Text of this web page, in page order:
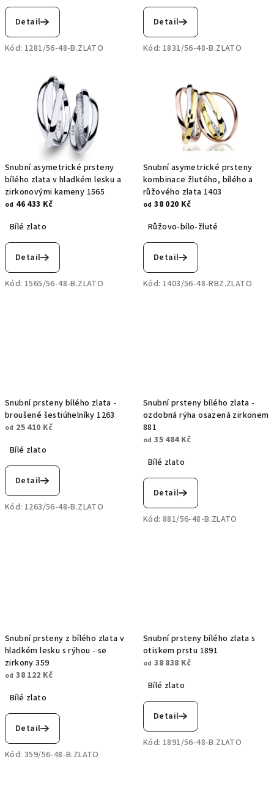
Detail
Kód: 1281/56-48-B.ZLATO
Detail
Kód: 1831/56-48-B.ZLATO
Snubní asymetrické prsteny
bílého zlata v hladkém lesku a
zirkonovými kameny 1565
od 46 433 Kč
Bílé zlato
Detail
Kód: 1565/56-48-B.ZLATO
Snubní asymetrické prsteny
kombinace žlutého, bílého a
růžového zlata 1403
od 38 020 Kč
Růžovo-bílo-žluté
Detail
Kód: 1403/56-48-RBZ.ZLATO
Snubní prsteny bílého zlata -
broušené šestiúhelníky 1263
od 25 410 Kč
Bílé zlato
Detail
Kód: 1263/56-48-B.ZLATO
Snubní prsteny bílého zlata -
ozdobná rýha osazená zirkonem
881
od 35 484 Kč
Bílé zlato
Detail
Kód: 881/56-48-B.ZLATO
Snubní prsteny z bílého zlata v
hladkém lesku s rýhou - se
zirkony 359
od 38 122 Kč
Bílé zlato
Detail
Kód: 359/56-48-B.ZLATO
Snubní prsteny bílého zlata s
otiskem prstu 1891
od 38 838 Kč
Bílé zlato
Detail
Kód: 1891/56-48-B.ZLATO